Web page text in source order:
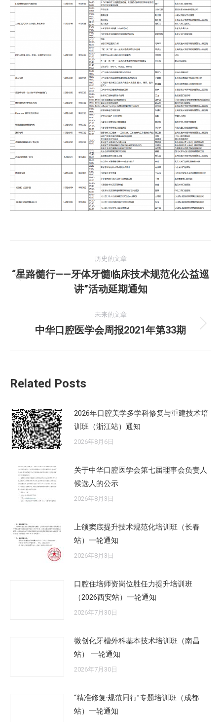
章
历史的文章
历
史
文
章：
“星路髓行——牙体牙髓临床技术规范化公益巡
讲”活动延期通知
未来的文章
未
中华口腔医学会周报2021年第33期
Related Posts
2026年口腔美学多学科修复与重建技术培
训班（浙江站）通知
2026年8月6日
关于中华口腔医学会第七届理事会负责人
候选人的公示
2026年8月3日
上颌窦底提升技术规范化培训班（长春
站）一轮通知
2026年8月3日
口腔住培师资岗位胜任力提升培训班
（2026西安站）一轮通知
2026年7月30日
微创化牙槽外科基本技术培训班（南昌
站） 一轮通知
2026年7月30日
“精准修复·规范同行”专题培训班（成都
站）一轮通知